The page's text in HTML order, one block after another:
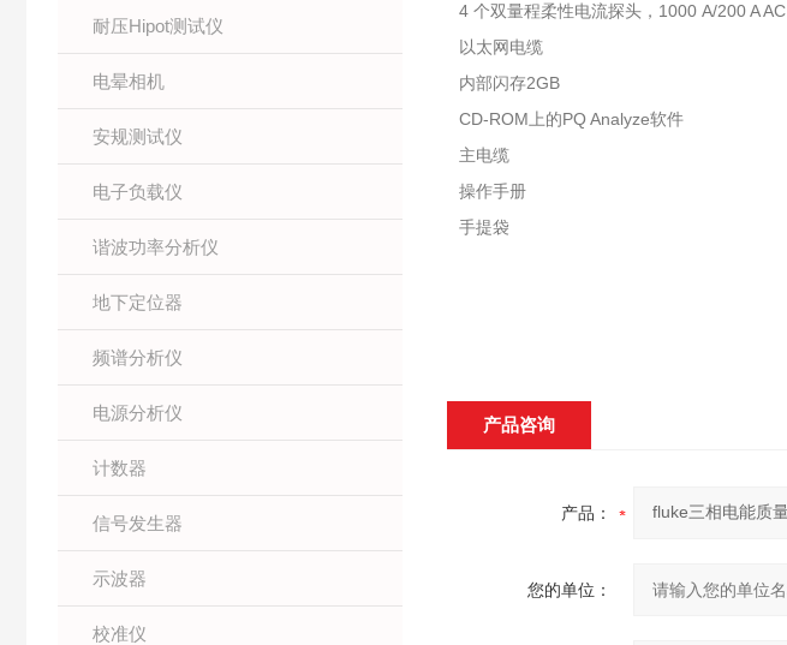
耐压Hipot测试仪
电晕相机
安规测试仪
电子负载仪
谐波功率分析仪
地下定位器
频谱分析仪
电源分析仪
计数器
信号发生器
示波器
校准仪
4 个双量程柔性电流探头，1000 A/200 A AC
以太网电缆
内部闪存2GB
CD-ROM上的PQ Analyze软件
主电缆
操作手册
手提袋
产品咨询
产品：
您的单位：